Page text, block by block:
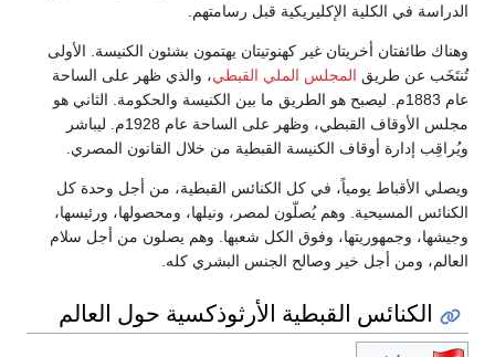
الدراسة في الكلية الإكليريكية قبل رسامتهم.
وهناك طائفتان أخريتان غير كهنوتيتان يهتمون بشئون الكنيسة. الأولى
تُنتَخَب عن طريق المجلس الملي القبطي، والذي ظهر على الساحة
عام 1883م. ليصبح هو الطريق ما بين الكنيسة والحكومة. الثاني هو
مجلس الأوقاف القبطي، وظهر على الساحة عام 1928م. ليباشر
ويُراقِب إدارة أوقاف الكنيسة القبطية من خلال القانون المصري.
ويصلي الأقباط يومياً، في كل الكنائس القبطية، من أجل وحدة كل
الكنائس المسيحية. وهم يُصلّون لمصر، ونيلها، ومحصولها، ورئيسها،
وجيشها، وجمهوريتها، وفوق الكل شعبها. وهم يصلون من أجل سلام
العالم، ومن أجل خير وصالح الجنس البشري كله.
الكنائس القبطية الأرثوذكسية حول العالم